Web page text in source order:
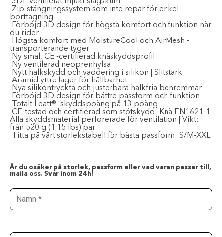
 Zip-stängningssystem som inte repar för enkel
borttagning
 Förböjd 3D-design för högsta komfort och funktion när
du rider
 Högsta komfort med MoistureCool och AirMesh -
transporterande tyger
 Ny smal, CE -certifierad knäskyddsprofil
 Ny ventilerad neoprenhylsa
 Nytt halkskydd och vaddering i silikon | Slitstark
 Aramid yttre lager för hållbarhet
 Nya silikontryckta och justerbara halkfria benremmar
 Förböjd 3D-design för bättre passform och funktion
 Totalt Leatt® -skyddspoäng på 13 poäng
 CE-testad och certifierad som stötskydd: Knä EN1621-1
Alla skyddsmaterial perforerade för ventilation | Vikt:
från 520 g (1,15 lbs) par
 Titta på vårt storlekstabell för bästa passform: S/M-XXL
Är du osäker på storlek, passform eller vad varan passar till,
maila oss. Svar inom 24h!